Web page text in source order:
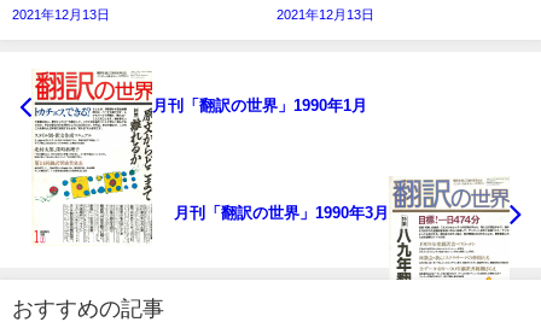
2021年12月13日 2021年12月13日
月刊「翻訳の世界」1990年1月
月刊「翻訳の世界」1990年3月
おすすめの記事